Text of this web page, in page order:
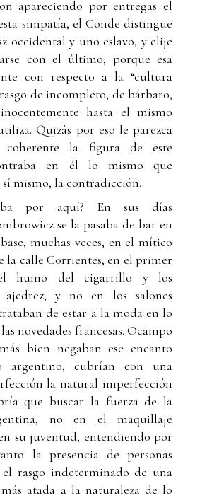
apareciendo por entregas el
simpatía, el Conde distingue
occidental y uno eslavo, y elije
con el último, porque esa
con respecto a la “cultura
de incompleto, de bárbaro,
hasta el mismo
Quizás por eso le parezca
coherente la figura de este
en él lo mismo que
mismo, la contradicción.
por aquí? En sus días
se la pasaba de bar en
muchas veces, en el mítico
la calle Corrientes, en el primer
humo del cigarrillo y los
ajedrez, y no en los salones
de estar a la moda en lo
novedades francesas. Ocampo
bien negaban ese encanto
argentino, cubrían con una
la natural imperfección
que buscar la fuerza de la
no en el maquillaje
su juventud, entendiendo por
la presencia de personas
el rasgo indeterminado de una
atada a la naturaleza de lo